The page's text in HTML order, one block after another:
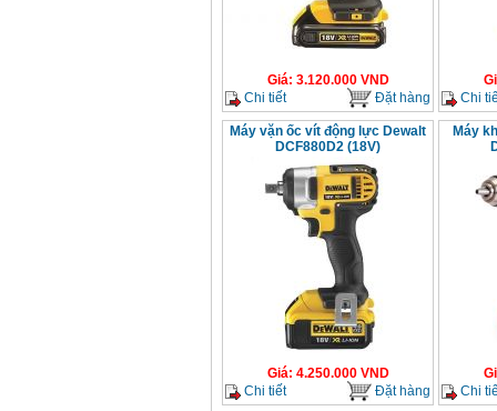
Giá: 3.120.000VND
Chi tiết
Đặt hàng
Chi
Máy vặn ốc vít động lực Dewalt
DCF880D2 (18V)
Giá: 4.250.000VND
Chi tiết
Đặt hàng
Máy
Chi